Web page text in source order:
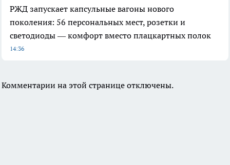
РЖД запускает капсульные вагоны нового
поколения: 56 персональных мест, розетки и
светодиоды — комфорт вместо плацкартных полок
14:36
Комментарии на этой странице отключены.